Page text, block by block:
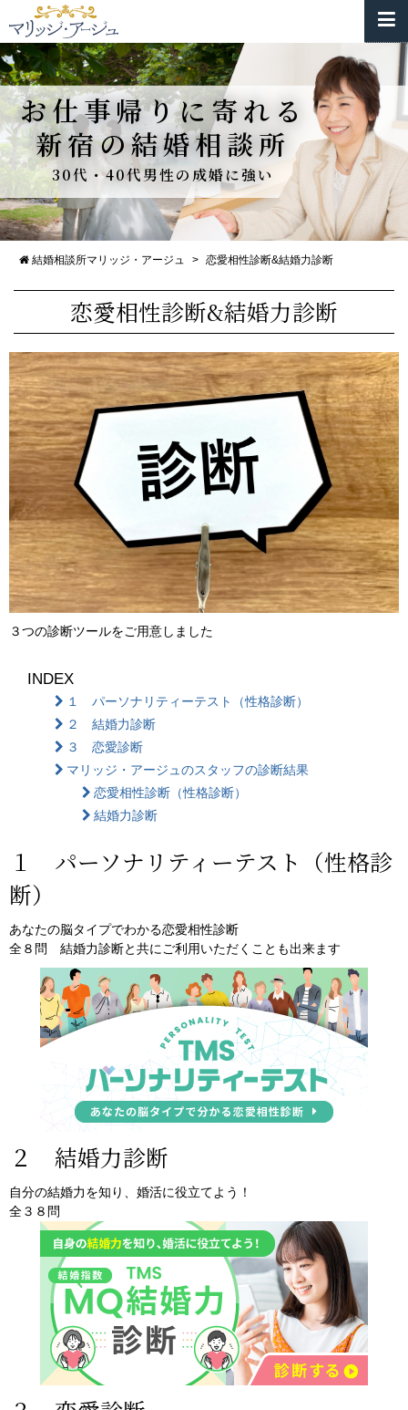
お仕事帰りに寄れる
新宿の結婚相談所
30代・40代男性の成婚に強い
結婚相談所マリッジ・アージュ > 恋愛相性診断&結婚力診断
恋愛相性診断&結婚力診断
３つの診断ツールをご用意しました
INDEX
１ パーソナリティーテスト（性格診断）
２ 結婚力診断
３ 恋愛診断
マリッジ・アージュのスタッフの診断結果
恋愛相性診断（性格診断）
結婚力診断
１ パーソナリティーテスト（性格診
断）
あなたの脳タイプでわかる恋愛相性診断
全８問 結婚力診断と共にご利用いただくことも出来ます
２ 結婚力診断
自分の結婚力を知り、婚活に役立てよう！
全３８問